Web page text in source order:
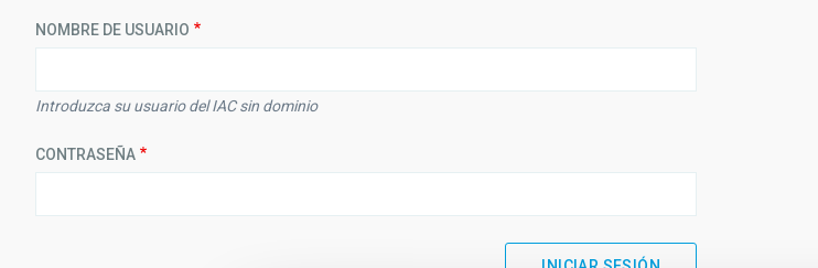
la
NOMBRE DE USUARIO
Introduzca su usuario del IAC sin dominio
CONTRASEÑA